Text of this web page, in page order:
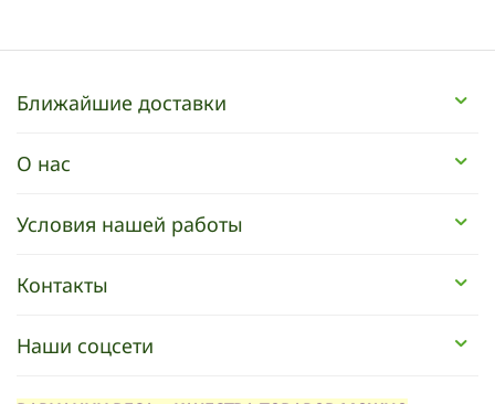
Ближайшие доставки
О нас
Условия нашей работы
Контакты
Наши соцсети